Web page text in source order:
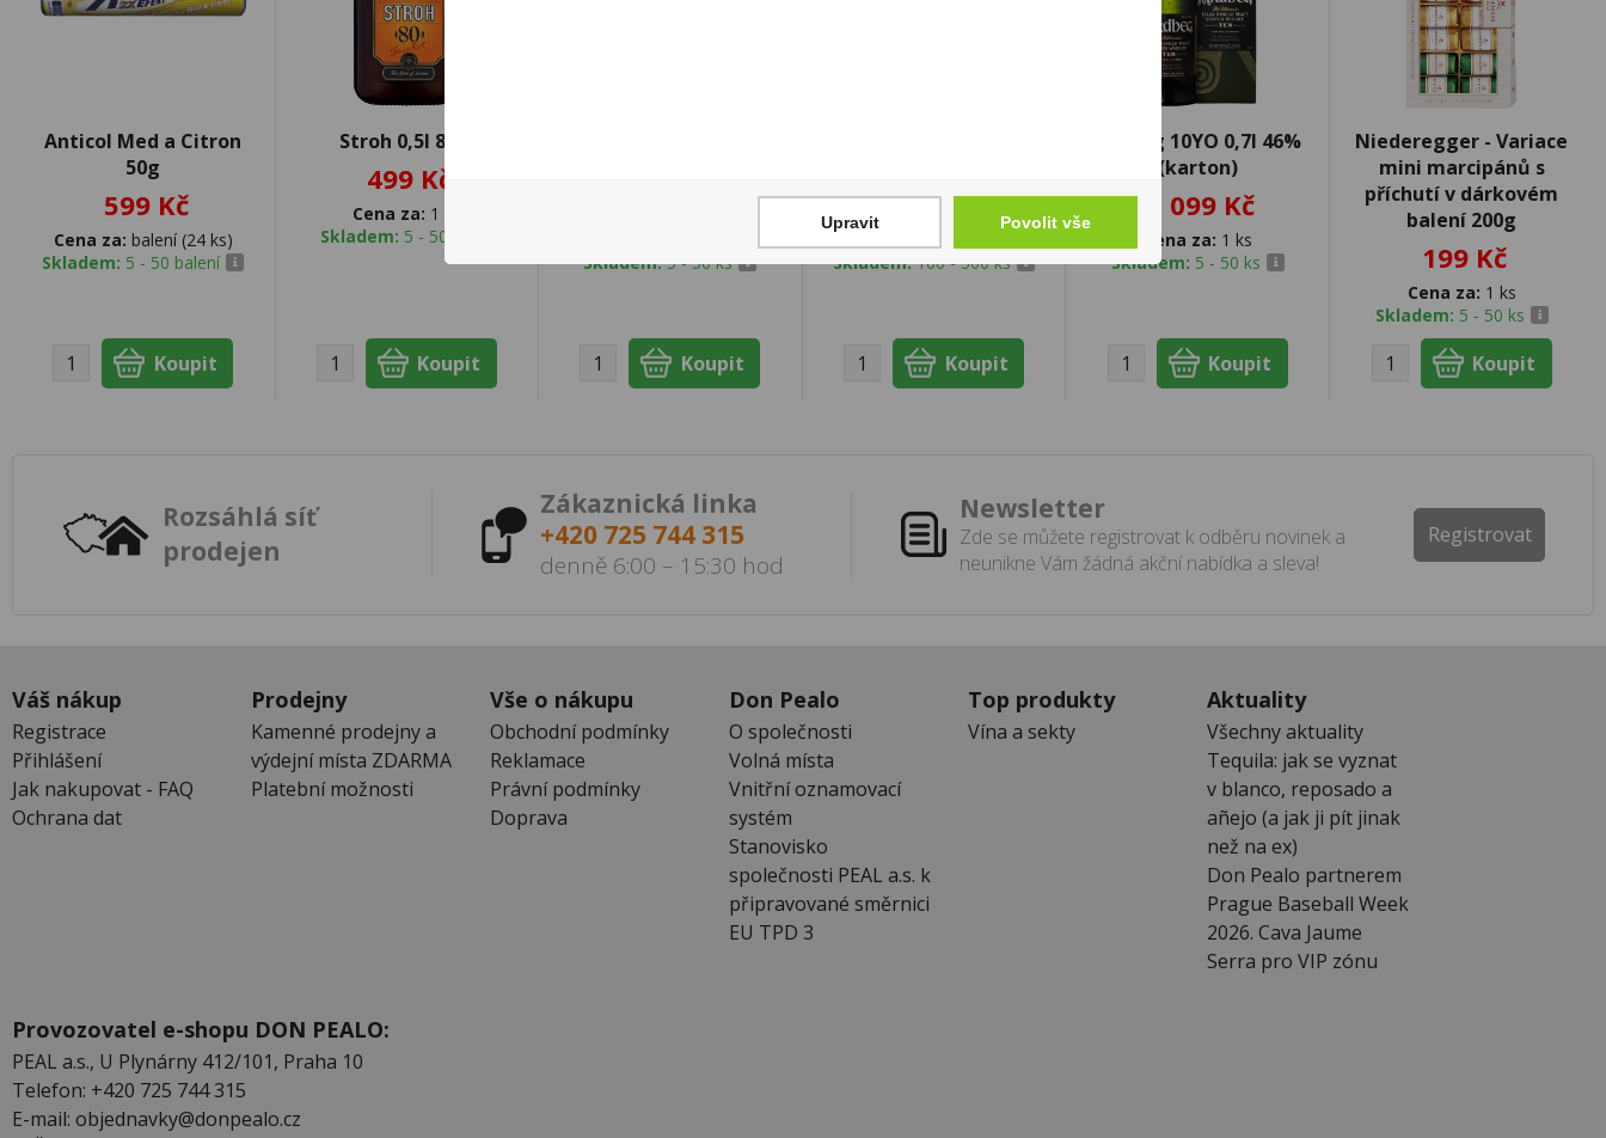
Anticol Med a Citron
50g
599 Kč
Cena za: balení (24 ks)
Skladem: 5 - 50 balení
Stroh 0,5l 80%
499 Kč
Cena za: 1 ks
Skladem: 5 - 50 ks
Skladem:5 - 50 ks
64 Kč
Skladem:100 - 500 ks
Ardbeg 10YO 0,7l 46%
(karton)
1 099 Kč
Cena za: 1 ks
Skladem: 5 - 50 ks
Niederegger - Variace
mini marcipánů s
příchutí v dárkovém
balení 200g
199 Kč
Cena za: 1 ks
Skladem: 5 - 50 ks
Rozsáhlá síť
prodejen
Zákaznická linka
+420 725 744 315
denně 6:00 – 15:30 hod
Newsletter
Zde se můžete registrovat k odběru novinek a
neunikne Vám žádná akční nabídka a sleva!
Registrovat
Váš nákup
Registrace
Přihlášení
Jak nakupovat - FAQ
Ochrana dat
Prodejny
Kamenné prodejny a
výdejní místa ZDARMA
Platební možnosti
Vše o nákupu
Obchodní podmínky
Reklamace
Právní podmínky
Doprava
Don Pealo
O společnosti
Volná místa
Vnitřní oznamovací
systém
Stanovisko
společnosti PEAL a.s. k
připravované směrnici
EU TPD 3
Top produkty
Vína a sekty
Aktuality
Všechny aktuality
Tequila: jak se vyznat
v blanco, reposado a
añejo (a jak ji pít jinak
než na ex)
Don Pealo partnerem
Prague Baseball Week
2026. Cava Jaume
Serra pro VIP zónu
Provozovatel e-shopu DON PEALO:
PEAL a.s., U Plynárny 412/101, Praha 10
Telefon: +420 725 744 315
E-mail: objednavky@donpealo.cz
Upravit Povolit vše